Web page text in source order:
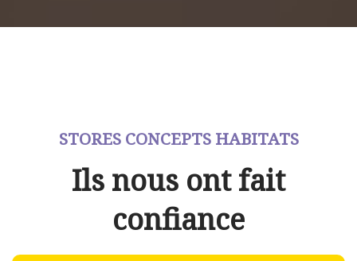
STORES CONCEPTS HABITATS
Ils nous ont fait
confiance